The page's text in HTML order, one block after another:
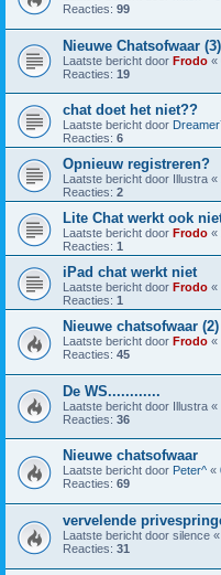
Reacties: 99
Nieuwe Chatsofwaar (3)
Laatste bericht door Frodo «
Reacties: 19
chat doet het niet??
Laatste bericht door
Reacties: 6
Opnieuw registreren?
Laatste bericht door Illustra «
Reacties: 2
Lite Chat werkt ook
Laatste bericht door Frodo «
Reacties: 1
iPad chat werkt niet
Laatste bericht door Frodo «
Reacties: 1
Nieuwe chatsofwaar (2)
Laatste bericht door Frodo «
Reacties: 45
De WS............
Laatste bericht door Illustra «
Reacties: 36
Nieuwe chatsofwaar
Laatste bericht door Peter^ «
Reacties: 69
vervelende
Laatste bericht door silence «
Reacties: 31